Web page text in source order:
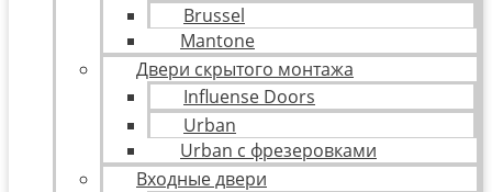
Brussel
Mantone
Двери скрытого монтажа
Influense Doors
Urban
Urban с фрезеровками
Входные двери